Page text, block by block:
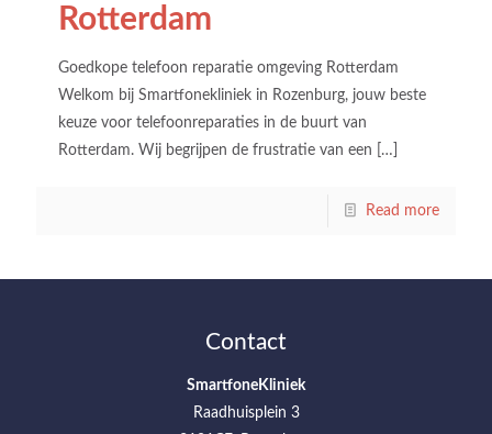
Rotterdam
Goedkope telefoon reparatie omgeving Rotterdam
Welkom bij Smartfonekliniek in Rozenburg, jouw beste
keuze voor telefoonreparaties in de buurt van
Rotterdam. Wij begrijpen de frustratie van een […]
Read more
Contact
SmartfoneKliniek
Raadhuisplein 3